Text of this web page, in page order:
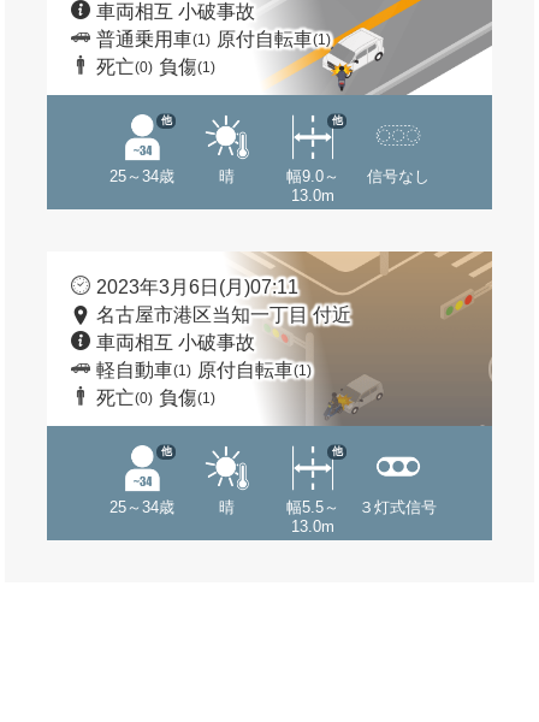
車両相互 小破事故
普通乗用車(1) 原付自転車(1)
死亡(0) 負傷(1)
25～34歳
他
晴
幅9.0～
13.0m
他
信号なし
2023年3月6日(月)07:11
名古屋市港区当知一丁目 付近
車両相互 小破事故
軽自動車(1) 原付自転車(1)
死亡(0) 負傷(1)
25～34歳
他
晴
幅5.5～
13.0m
他
３灯式信号